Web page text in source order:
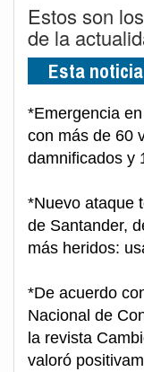
Estos son
de la
Esta
*Emergencia
con más de 60
damnificados y
*Nuevo ataque
de Santander,
más heridos:
*De acuerdo
Nacional de
la revista
valoró